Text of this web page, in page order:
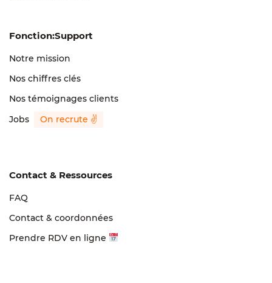
Fonction:Support
Notre mission
Nos chiffres clés
Nos témoignages clients
Jobs
Contact & Ressources
FAQ
Contact & coordonnées
Prendre RDV en ligne